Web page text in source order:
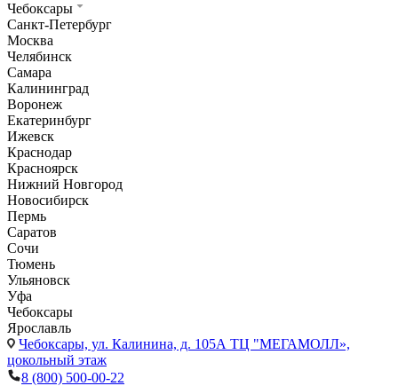
Чебоксары
Санкт-Петербург
Москва
Челябинск
Самара
Калининград
Воронеж
Екатеринбург
Ижевск
Краснодар
Красноярск
Нижний Новгород
Новосибирск
Пермь
Саратов
Сочи
Тюмень
Ульяновск
Уфа
Чебоксары
Ярославль
Чебоксары, ул. Калинина, д. 105А ТЦ "МЕГАМОЛЛ»,
цокольный этаж
8 (800) 500-00-22